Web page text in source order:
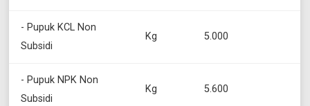
- Pupuk KCL Non
Subsidi
Kg 5.000
- Pupuk NPK Non
Subsidi
Kg 5.600